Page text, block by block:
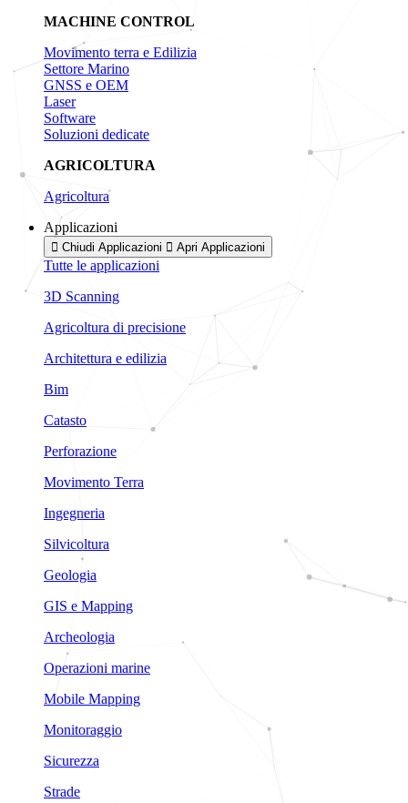
MACHINE CONTROL
Movimento terra e Edilizia
Settore Marino
GNSS e OEM
Laser
Software
Soluzioni dedicate
AGRICOLTURA
Agricoltura
Applicazioni
Chiudi Applicazioni Apri Applicazioni
Tutte le applicazioni
3D Scanning
Agricoltura di precisione
Architettura e edilizia
Bim
Catasto
Perforazione
Movimento Terra
Ingegneria
Silvicoltura
Geologia
GIS e Mapping
Archeologia
Operazioni marine
Mobile Mapping
Monitoraggio
Sicurezza
Strade